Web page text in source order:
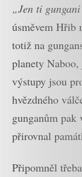
„Jen ti
úsměvem Hřib
totiž na
planety
výstupy jsou
hvězdného
gunganům
přirovnal
Připomněl